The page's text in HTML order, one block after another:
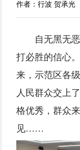
作者：行波 贺承光
自无黑无
打必胜的信心
来，示范区各
人民群众交上
格优秀，群众
见……